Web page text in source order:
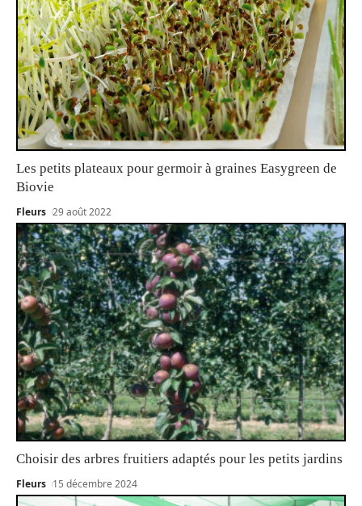
Les petits plateaux pour germoir à graines Easygreen de
Biovie
Fleurs 29 août 2022
Choisir des arbres fruitiers adaptés pour les petits jardins
Fleurs 15 décembre 2024